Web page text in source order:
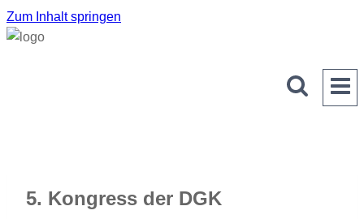
Zum Inhalt springen
5. Kongress der DGK